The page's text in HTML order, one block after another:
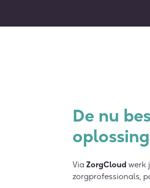
De nu
Via ZorgCloud werk
zorgprofessionals,